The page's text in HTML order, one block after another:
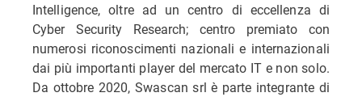
Intelligence, oltre ad un centro di eccellenza di
Cyber Security Research; centro premiato con
numerosi riconoscimenti nazionali e internazionali
dai più importanti player del mercato IT e non solo.
Da ottobre 2020, Swascan srl è parte integrante di